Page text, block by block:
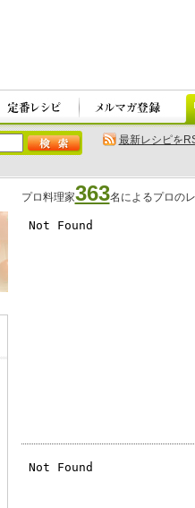
最新レシピを
プロ料理家363名によるプロの